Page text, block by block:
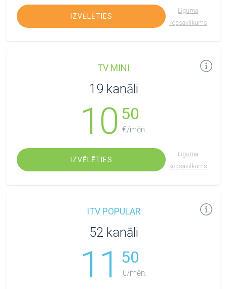
IZVĒLĒTIES
Līguma
kopsavilkums
TV MINI
19 kanāli
10 50
€/mēn.
IZVĒLĒTIES
Līguma
kopsavilkums
ITV POPULAR
52 kanāli
11 50
€/mēn.